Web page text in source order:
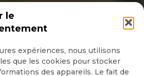
le
expériences, nous utilisons
que les cookies pour stocker
des appareils. Le fait de